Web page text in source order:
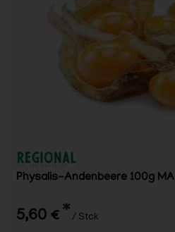
Physalis-Andenbeere 100g MA
5,60 € * / Stck